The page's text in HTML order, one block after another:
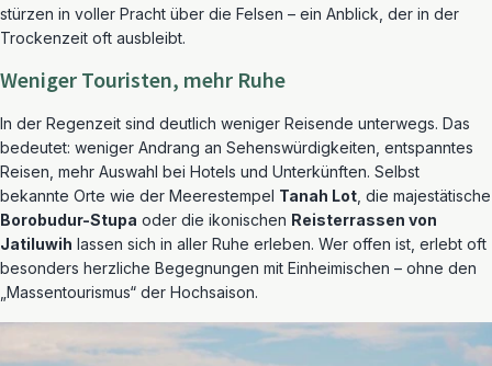
stürzen in voller Pracht über die Felsen – ein Anblick, der in der
Trockenzeit oft ausbleibt.
Weniger Touristen, mehr Ruhe
In der Regenzeit sind deutlich weniger Reisende unterwegs. Das
bedeutet: weniger Andrang an Sehenswürdigkeiten, entspanntes
Reisen, mehr Auswahl bei Hotels und Unterkünften. Selbst
bekannte Orte wie der Meerestempel Tanah Lot , die majestätische
Borobudur-Stupa oder die ikonischen Reisterrassen von
Jatiluwih lassen sich in aller Ruhe erleben. Wer offen ist, erlebt oft
besonders herzliche Begegnungen mit Einheimischen – ohne den
„Massentourismus“ der Hochsaison.